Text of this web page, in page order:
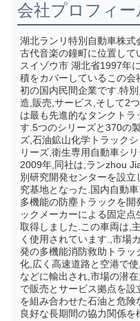
会社プロフィー
湖北ランリ特別自動車株式
古代音楽の鐘町に位置し
スイゾウ市 湖北省1997年
積をカバーしているこの
初の国内民間企業です.特
造,販売,サービス,そして2
は最も先進的なタンクトラ
す.5つのシリーズと370の
ズ,石油鉱山化学トラック
リーズ,衛生専用自動車シ
2009年,同社は,ランzhou
別研究開発センターを設
究基地となった.国内自動
多機能の防塵トラックを
ックメーカーによる固定
取得しました.この車両は,
く使用されています.,市場
発の多機能消防救助トラ
化,広く高速道路と空港で
などに輸出され,市場の潜
で販売とサービス拠点を
を組み合わせた石油と危
良好な長期間の協力関係を